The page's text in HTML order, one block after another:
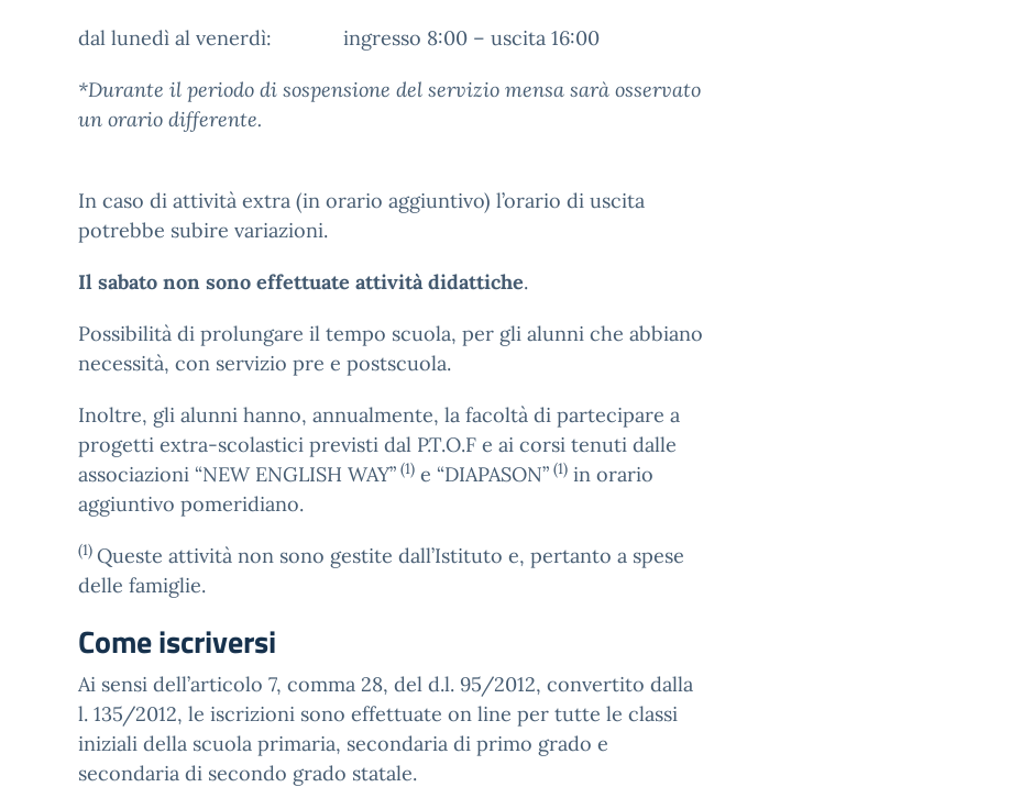
dal lunedì al venerdì: ingresso 8:00 – uscita 16:00
*Durante il periodo di sospensione del servizio mensa sarà osservato
un orario differente.
In caso di attività extra (in orario aggiuntivo) l’orario di uscita
potrebbe subire variazioni.
Il sabato non sono effettuate attività didattiche.
Possibilità di prolungare il tempo scuola, per gli alunni che abbiano
necessità, con servizio pre e postscuola.
Inoltre, gli alunni hanno, annualmente, la facoltà di partecipare a
progetti extra-scolastici previsti dal P.T.O.F e ai corsi tenuti dalle
associazioni “NEW ENGLISH WAY” (1) e “DIAPASON” (1) in orario
aggiuntivo pomeridiano.
(1) Queste attività non sono gestite dall’Istituto e, pertanto a spese
delle famiglie.
Come iscriversi
Ai sensi dell’articolo 7, comma 28, del d.l. 95/2012, convertito dalla
l. 135/2012, le iscrizioni sono effettuate on line per tutte le classi
iniziali della scuola primaria, secondaria di primo grado e
secondaria di secondo grado statale.